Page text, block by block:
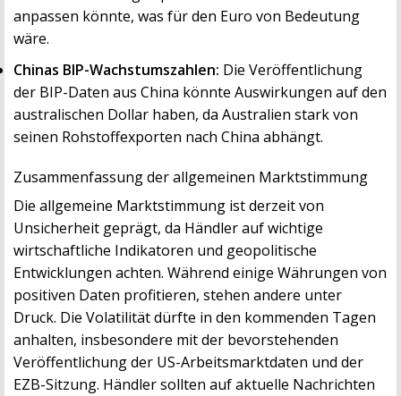
anpassen könnte, was für den Euro von Bedeutung
wäre.
Chinas BIP-Wachstumszahlen: Die Veröffentlichung
der BIP-Daten aus China könnte Auswirkungen auf den
australischen Dollar haben, da Australien stark von
seinen Rohstoffexporten nach China abhängt.
Zusammenfassung der allgemeinen Marktstimmung
Die allgemeine Marktstimmung ist derzeit von
Unsicherheit geprägt, da Händler auf wichtige
wirtschaftliche Indikatoren und geopolitische
Entwicklungen achten. Während einige Währungen von
positiven Daten profitieren, stehen andere unter
Druck. Die Volatilität dürfte in den kommenden Tagen
anhalten, insbesondere mit der bevorstehenden
Veröffentlichung der US-Arbeitsmarktdaten und der
EZB-Sitzung. Händler sollten auf aktuelle Nachrichten